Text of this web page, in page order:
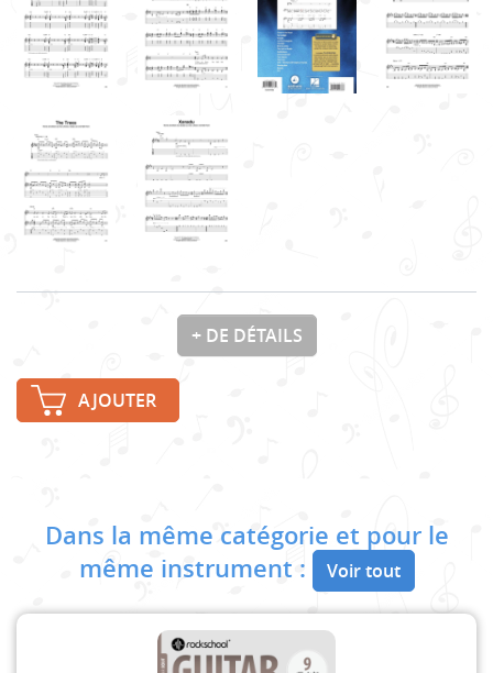
+ DE DÉTAILS
AJOUTER
Dans la même catégorie et pour le
même instrument :
Voir tout